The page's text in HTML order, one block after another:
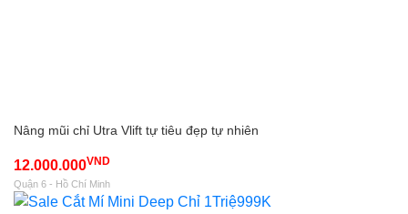
Nâng mũi chỉ Utra Vlift tự tiêu đẹp tự nhiên
12.000.000VND
Quận 6 - Hồ Chí Minh